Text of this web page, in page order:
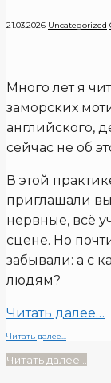
21.03.2026 Uncategorized
Много лет я
заморских
английского,
сейчас не об
В этой
приглашали
нервные, всё
сцене. Но
забывали: а с
людям?
Читать далее…
Читать далее...
Читать далее...